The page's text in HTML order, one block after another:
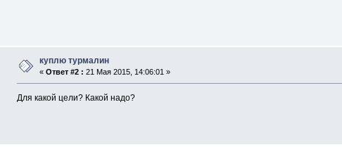
куплю турмалин
«Ответ #2 : 21 Мая 2015, 14:06:01 »
Для какой цели? Какой надо?